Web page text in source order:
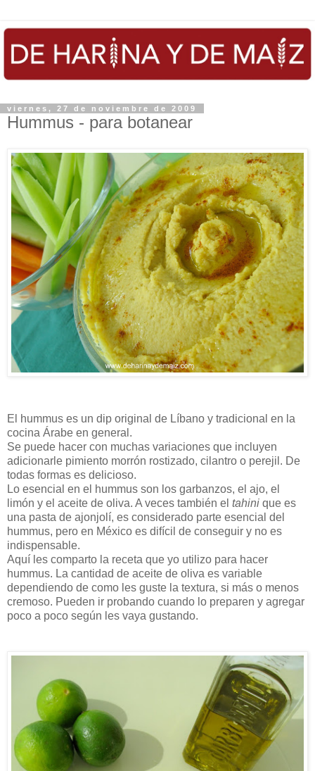
viernes, 27 de noviembre de 2009
Hummus - para botanear
El hummus es un dip original de Líbano y tradicional en la
cocina Árabe en general.
Se puede hacer con muchas variaciones que incluyen
adicionarle pimiento morrón rostizado, cilantro o perejil. De
todas formas es delicioso.
Lo esencial en el hummus son los garbanzos, el ajo, el
limón y el aceite de oliva. A veces también el tahini que es
una pasta de ajonjolí, es considerado parte esencial del
hummus, pero en México es difícil de conseguir y no es
indispensable.
Aquí les comparto la receta que yo utilizo para hacer
hummus. La cantidad de aceite de oliva es variable
dependiendo de como les guste la textura, si más o menos
cremoso. Pueden ir probando cuando lo preparen y agregar
poco a poco según les vaya gustando.